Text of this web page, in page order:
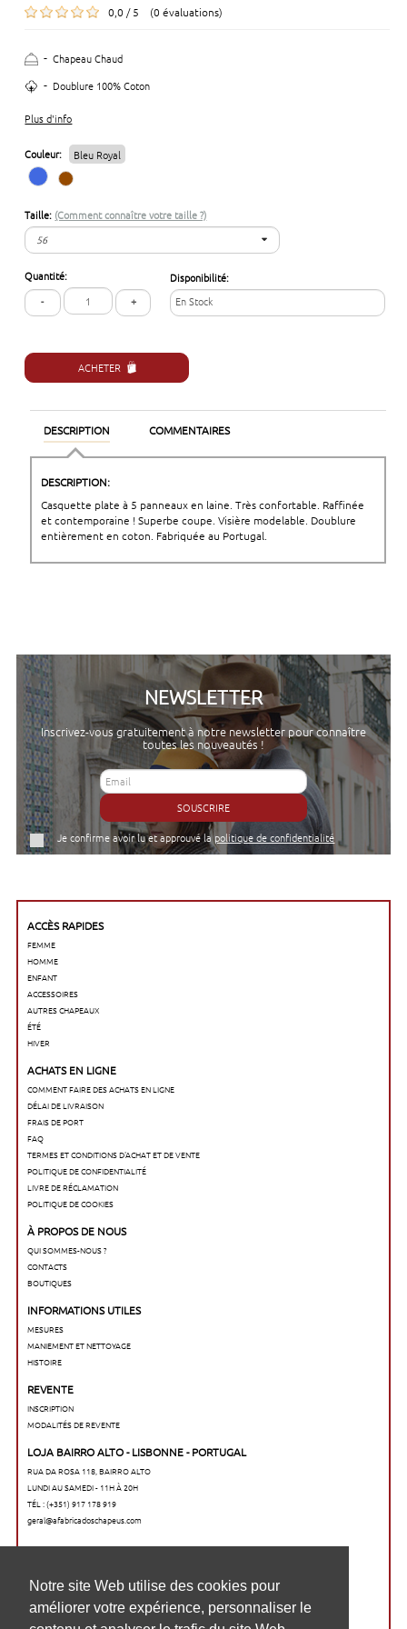
O nosso website utiliza cookies para
melhorar a sua experiência de navegação,
Notre site Web utilise des cookies pour
améliorer votre expérience, personnaliser le
0,0 / 5 (0 évaluations)
-Chapeau Chaud
- Doublure 100% Coton
Plus d'info
Couleur: Bleu Royal
Taille: (Comment connaître votre taille ?)
56
56
57
59
Quantité:
-
+
Disponibilité:
En Stock
ACHETER
DESCRIPTION COMMENTAIRES
DESCRIPTION:
Casquette plate à 5 panneaux en laine. Très confortable. Raffinée
et contemporaine ! Superbe coupe. Visière modelable. Doublure
entièrement en coton. Fabriquée au Portugal.
NEWSLETTER
Inscrivez-vous gratuitement à notre newsletter pour connaître
toutes les nouveautés !
SOUSCRIRE
Je confirme avoir lu et approuvé lapolitique de confidentialité
ACCÈS RAPIDES
FEMME
HOMME
ENFANT
ACCESSOIRES
AUTRES CHAPEAUX
ÉTÉ
HIVER
ACHATS EN LIGNE
COMMENT FAIRE DES ACHATS EN LIGNE
DÉLAI DE LIVRAISON
FRAIS DE PORT
FAQ
TERMES ET CONDITIONS D'ACHAT ET DE VENTE
POLITIQUE DE CONFIDENTIALITÉ
LIVRE DE RÉCLAMATION
POLITIQUE DE COOKIES
À PROPOS DE NOUS
QUI SOMMES-NOUS ?
CONTACTS
BOUTIQUES
INFORMATIONS UTILES
MESURES
MANIEMENT ET NETTOYAGE
HISTOIRE
REVENTE
INSCRIPTION
MODALITÉS DE REVENTE
LOJA BAIRRO ALTO - LISBONNE - PORTUGAL
RUA DA ROSA 118, BAIRRO ALTO
LUNDI AU SAMEDI - 11H À 20H
TÉL : (+351) 917 178 919
geral@afabricadoschapeus.com